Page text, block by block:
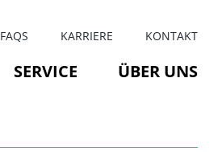
FAQS KARRIERE KONTAKT
SERVICE ÜBER UNS